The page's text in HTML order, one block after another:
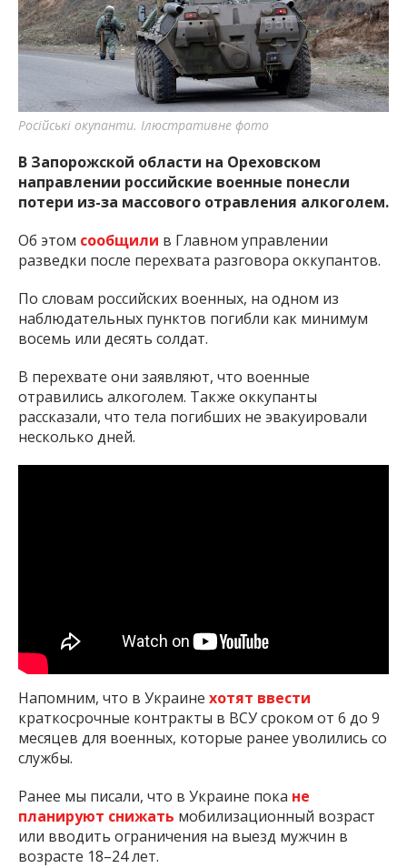
важную информацию о событиях
города Запорожья и области.
Російські окупанти. Ілюстративне фото
В Запорожской области на Ореховском
направлении российские военные понесли
потери из-за массового отравления алкоголем.
Об этом сообщили в Главном управлении
разведки после перехвата разговора оккупантов.
По словам российских военных, на одном из
наблюдательных пунктов погибли как минимум
восемь или десять солдат.
В перехвате они заявляют, что военные
отравились алкоголем. Также оккупанты
рассказали, что тела погибших не эвакуировали
несколько дней.
Напомним, что в Украине хотят ввести
краткосрочные контракты в ВСУ сроком от 6 до 9
месяцев для военных, которые ранее уволились со
службы.
Ранее мы писали, что в Украине пока не
планируют снижать мобилизационный возраст
или вводить ограничения на выезд мужчин в
возрасте 18–24 лет.